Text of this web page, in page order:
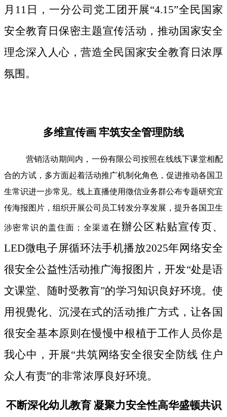
月11日，一分公司党工团开展“4.15”全民国家
安全教育日保密主题宣传活动，推动国家安全
理念深入人心，营造全民国家安全教育日浓厚
氛围。
多维宣传画 牢筑安全管理防线
营销活动期间内，一份有限公司按照在线线下课堂相配
合的方试，多方面起着活动推广机制化角色，促进推动各国卫
生常识进一步常见。线上直播使用徵信业务群公布专题研究宜
传海报图片，组织开展公司员工转发分享发展，提升各国卫生
涉密常识的盖住面；全渠道在辦公区粘贴宣传页、
LED微电子屏循环法手机播放2025年网络安全
很安全公益性活动推广海报图片，开发“处是语
文课堂、随时受教肓”的学习知识良好环境。使
用視覺化、沉浸在式的活动推广方式，让各国
很安全基本原则在慢慢中根植于工作人员你是
我心中，开展“共筑网络安全很安全防线 住户
众人有责”的非常浓厚良好环境。
不断深化幼儿教育 凝聚力安全性高华盛顿共识